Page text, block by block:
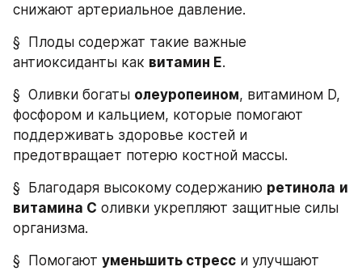
снижают артериальное давление.
§  Плоды содержат такие важные
антиоксиданты как витамин Е.
§  Оливки богаты олеуропеином, витамином D,
фосфором и кальцием, которые помогают
поддерживать здоровье костей и
предотвращает потерю костной массы.
§  Благодаря высокому содержанию ретинола и
витамина С оливки укрепляют защитные силы
организма.
§  Помогают уменьшить стресс и улучшают